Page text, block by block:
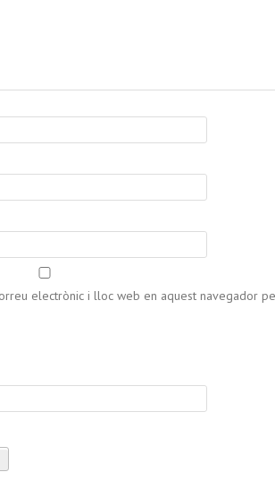
electrònic i lloc web en aquest navegador